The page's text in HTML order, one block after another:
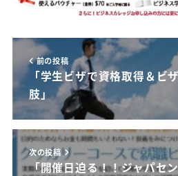
前の投稿
「学生ビザで資格取得＆ビ
肢」
次の投稿
「開催日迫る！！ジャパセ